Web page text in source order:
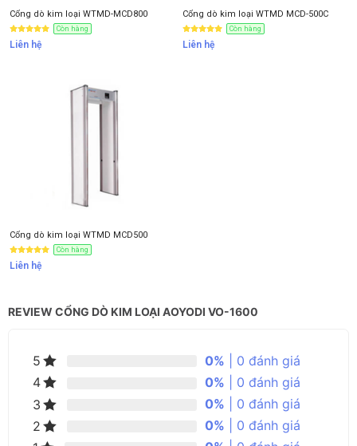
Cổng dò kim loại WTMD-MCD800
Còn hàng
Liên hệ
Cổng dò kim loại WTMD MCD-500C
Còn hàng
Liên hệ
Cổng dò kim loại WTMD MCD500
Còn hàng
Liên hệ
REVIEW CỔNG DÒ KIM LOẠI AOYODI VO-1600
5 0% | 0 đánh giá
4
0% | 0 đánh giá
3
0% | 0 đánh giá
2
0% | 0 đánh giá